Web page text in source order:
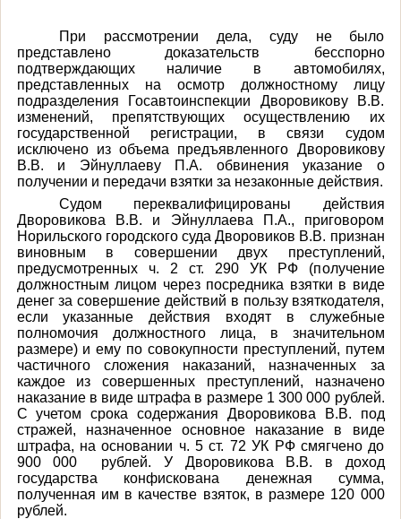
При рассмотрении дела, суду не было
представлено доказательств бесспорно
подтверждающих наличие в автомобилях,
представленных на осмотр должностному лицу
подразделения Госавтоинспекции Дворовикову В.В.
изменений, препятствующих осуществлению их
государственной регистрации, в связи судом
исключено из объема предъявленного Дворовикову
В.В. и Эйнуллаеву П.А. обвинения указание о
получении и передачи взятки за незаконные действия.
Судом переквалифицированы действия
Дворовикова В.В. и Эйнуллаева П.А., приговором
Норильского городского судаДворовиков В.В. признан
виновным в совершении двух преступлений,
предусмотренных ч. 2 ст. 290 УК РФ (получение
должностным лицом через посредника взятки в виде
денег за совершение действий в пользу взяткодателя,
если указанные действия входят в служебные
полномочия должностного лица, в значительном
размере)и ему по совокупности преступлений, путем
частичного сложения наказаний, назначенных за
каждое из совершенных преступлений, назначено
наказание в виде штрафа в размере 1 300 000 рублей.
С учетом срока содержания Дворовикова В.В. под
стражей, назначенное основное наказание в виде
штрафа, на основании ч. 5 ст. 72 УК РФ смягчено до
900 000 рублей. У Дворовикова В.В. в доход
государства конфискована денежная сумма,
полученная им в качестве взяток, в размере 120 000
рублей.